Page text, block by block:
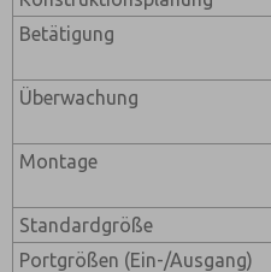
Betätigung
Überwachung
Montage
Standardgröße
Portgrößen (Ein-/Ausgang)